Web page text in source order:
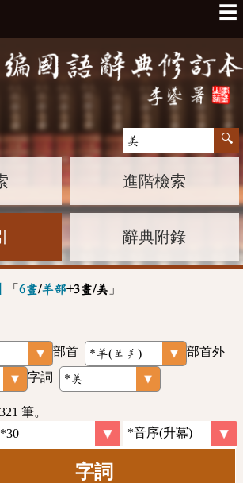
☰
進階檢索
辭典附錄
「 6畫/羊部+3畫/美 」
部首
部首外
字詞
筆。
字詞